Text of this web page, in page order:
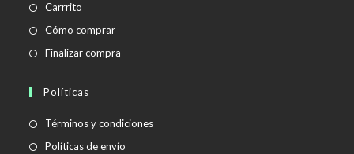
Carrrito
Cómo comprar
Finalizar compra
Políticas
Términos y condicionesSe
Políticas de envío